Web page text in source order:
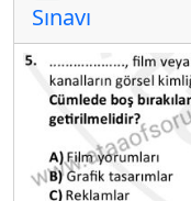
Sınavı